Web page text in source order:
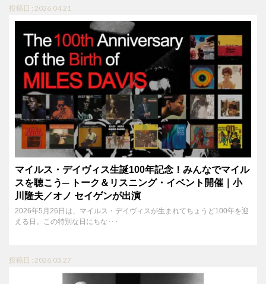
投稿日 : 2026.04.21
マイルス・デイヴィス生誕100年記念！みんなでマイル
スを聴こう─ トーク＆リスニング・イベント開催｜小
川隆夫／オノ セイゲンが出演
2026年5月26日は、マイルス・デイヴィスが生まれてちょうど100年を迎
える日。この特別な日にちな･･･
投稿日 : 2026.03.27